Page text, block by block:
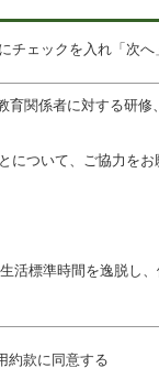
ェックを入れ「次へ
関係者に対する研
ついて、ご協力を
活標準時間を逸脱し
的活動を目的とした利
的活動を目的とした
約款に同意する